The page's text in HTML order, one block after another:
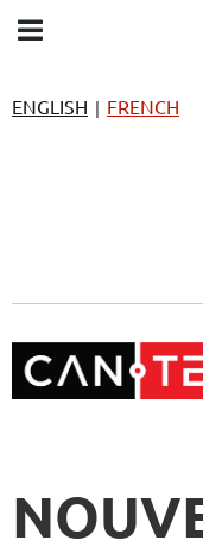
ENGLISH | FRENCH